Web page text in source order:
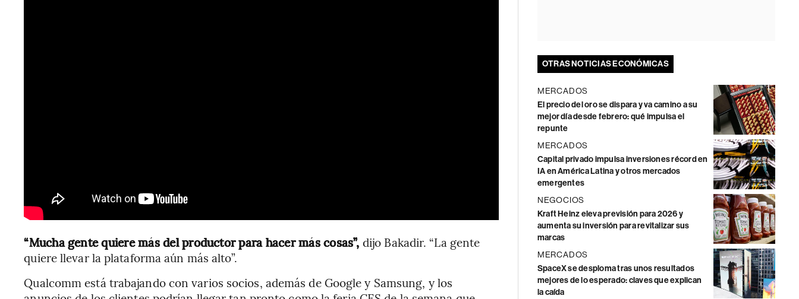
“Mucha gente quiere más del productor para hacer más cosas”, dijo Bakadir. “La gente
quiere llevar la plataforma aún más alto”.
Qualcomm está trabajando con varios socios, además de Google y Samsung, y los
OTRAS NOTICIAS ECONÓMICAS
MERCADOS
El precio del oro se dispara y va camino a su
mejor día desde febrero: qué impulsa el
repunte
MERCADOS
Capital privado impulsa inversiones récord en
IA en América Latina y otros mercados
emergentes
NEGOCIOS
Kraft Heinz eleva previsión para 2026 y
aumenta su inversión para revitalizar sus
marcas
MERCADOS
SpaceX se desploma tras unos resultados
mejores de lo esperado: claves que explican
la caída